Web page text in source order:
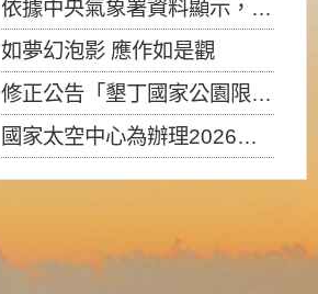
依據中央氣象署資料顯示，白海豚颱風持續接近臺灣，請密切注意動向及早完成防災應變準備
如夢幻泡影 應作如是觀
修正公告「墾丁國家公園限制水域遊憩活動之種類、範圍、時間及行為」，自即日生效。
國家太空中心為辦理2026台灣盃火箭競賽，陸、海、空域警戒及協調相關事宜，因颱風備案事宜